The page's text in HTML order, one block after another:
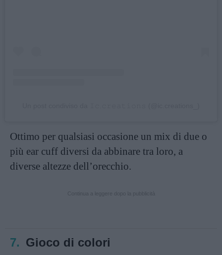
Ottimo per qualsiasi occasione un mix di due o
più ear cuff diversi da abbinare tra loro, a
diverse altezze dell’orecchio.
7. Gioco di colori